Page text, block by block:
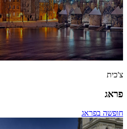
צ'כית
פראג
חופשה בפראג